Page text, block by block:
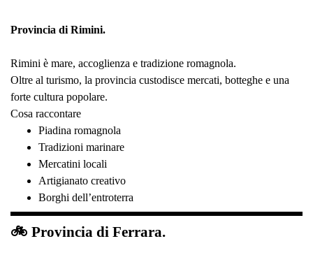
Provincia di Rimini.
Rimini è mare, accoglienza e tradizione romagnola.
Oltre al turismo, la provincia custodisce mercati, botteghe e una
forte cultura popolare.
Cosa raccontare
Piadina romagnola
Tradizioni marinare
Mercatini locali
Artigianato creativo
Borghi dell’entroterra
🚲 Provincia di Ferrara.